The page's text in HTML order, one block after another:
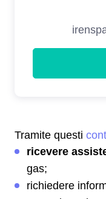
Tramite questi
ricevere
gas;
richiedere